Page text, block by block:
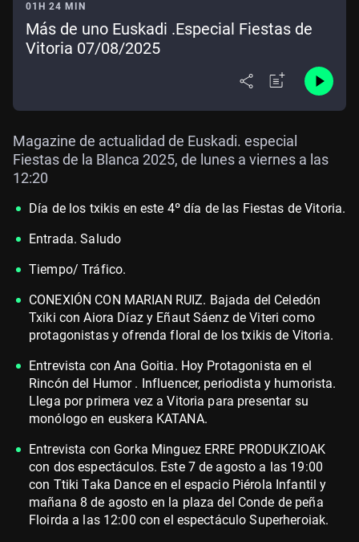
01H 24 MIN
Más de uno Euskadi .Especial Fiestas de
Vitoria 07/08/2025
Magazine de actualidad de Euskadi. especial
Fiestas de la Blanca 2025, de lunes a viernes a las
12:20
Día de los txikis en este 4º día de las Fiestas de Vitoria.
Entrada. Saludo
Tiempo/ Tráfico.
CONEXIÓN CON MARIAN RUIZ. Bajada del Celedón
Txiki con Aiora Díaz y Eñaut Sáenz de Viteri como
protagonistas y ofrenda floral de los txikis de Vitoria.
Entrevista con Ana Goitia. Hoy Protagonista en el
Rincón del Humor . Influencer, periodista y humorista.
Llega por primera vez a Vitoria para presentar su
monólogo en euskera KATANA.
Entrevista con Gorka Minguez ERRE PRODUKZIOAK
con dos espectáculos. Este 7 de agosto a las 19:00
con Ttiki Taka Dance en el espacio Piérola Infantil y
mañana 8 de agosto en la plaza del Conde de peña
Floirda a las 12:00 con el espectáculo Superheroiak.